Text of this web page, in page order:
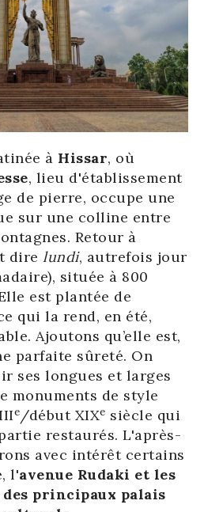
à Hissar, où
, lieu d'établissement
de pierre, occupe une
sur une colline entre
Retour à
dire lundi, autrefois jour
située à 800
est plantée de
qui la rend, en été,
Ajoutons qu’elle est,
parfaite sûreté. On
ses longues et larges
monuments de style
e/début XIXe siècle qui
restaurés. L'après-
avec intérêt certains
l'avenue Rudaki et les
des principaux palais